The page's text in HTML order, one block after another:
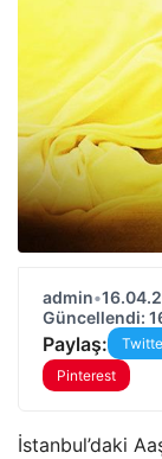
admin•
Güncellendi:
Paylaş:
Pinterest
İstanbul’daki